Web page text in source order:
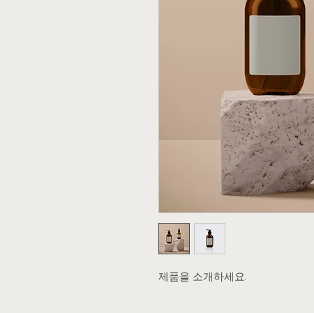
제품을 소개하세요.